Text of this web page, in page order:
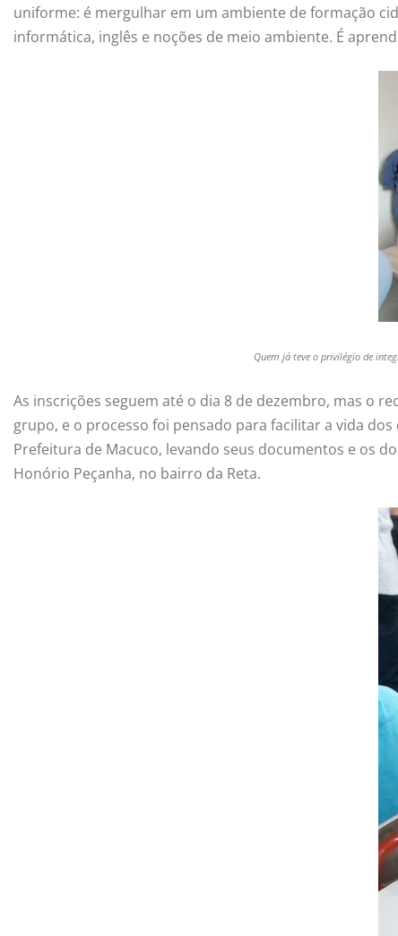
uniforme: é mergulhar em um ambiente de formação
informática, inglês e noções de meio ambiente. É
Quem já teve o privilégio de
As inscrições seguem até o dia 8 de dezembro, mas o
grupo, e o processo foi pensado para facilitar a vida
Prefeitura de Macuco, levando seus documentos e os
Honório Peçanha, no bairro da Reta.